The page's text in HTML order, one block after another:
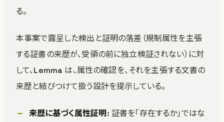
る。
本事案で露呈した検出と証明の落差（規制属性を主張
する証書の来歴が、受領の前に独立検証されない）に対
して、Lemma は、属性の確認を、それを主張する文書の
来歴と結びつけて扱う設計を提示している。
来歴に基づく属性証明: 証書を「存在するか」ではな